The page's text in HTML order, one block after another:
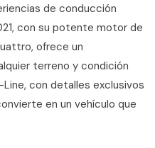
de conducción
con su potente motor de
ofrece un
terreno y condición
con detalles exclusivos
en un vehículo que